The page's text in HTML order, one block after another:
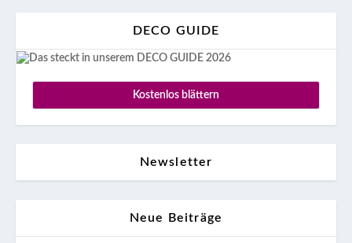
DECO GUIDE
Kostenlos blättern
Newsletter
Neue Beiträge